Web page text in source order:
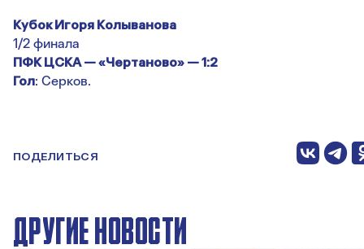
Кубок Игоря Колыванова
1/2 финала
ПФК ЦСКА — «Чертаново» — 1:2
Гол: Серков.
ПОДЕЛИТЬСЯ
ДРУГИЕ НОВОСТИ